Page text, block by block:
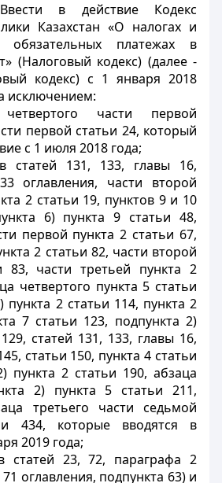
Ввести в действие Кодекс
Казахстан «О налогах и
обязательных платежах в
(Налоговый кодекс) (далее -
кодекс) с 1 января 2018
исключением:
части первой
первой статьи 24, который
с 1 июля 2018 года;
статей 131, 133, главы 16,
оглавления, части второй
2 статьи 19, пунктов 9 и 10
6) пункта 9 статьи 48,
первой пункта 2 статьи 67,
2 статьи 82, части второй
83, части третьей пункта 2
четвертого пункта 5 статьи
пункта 2 статьи 114, пункта 2
7 статьи 123, подпункта 2)
статей 131, 133, главы 16,
статьи 150, пункта 4 статьи
пункта 2 статьи 190, абзаца
2) пункта 5 статьи 211,
третьего части седьмой
434, которые вводятся в
2019 года;
статей 23, 72, параграфа 2
оглавления, подпункта 63) и